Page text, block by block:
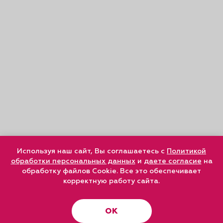
Используя наш сайт, Вы соглашаетесь с Политикой
обработки персональных данныхи даете согласие на
обработку файлов Cookie. Все это обеспечивает
корректную работу сайта.
ОК